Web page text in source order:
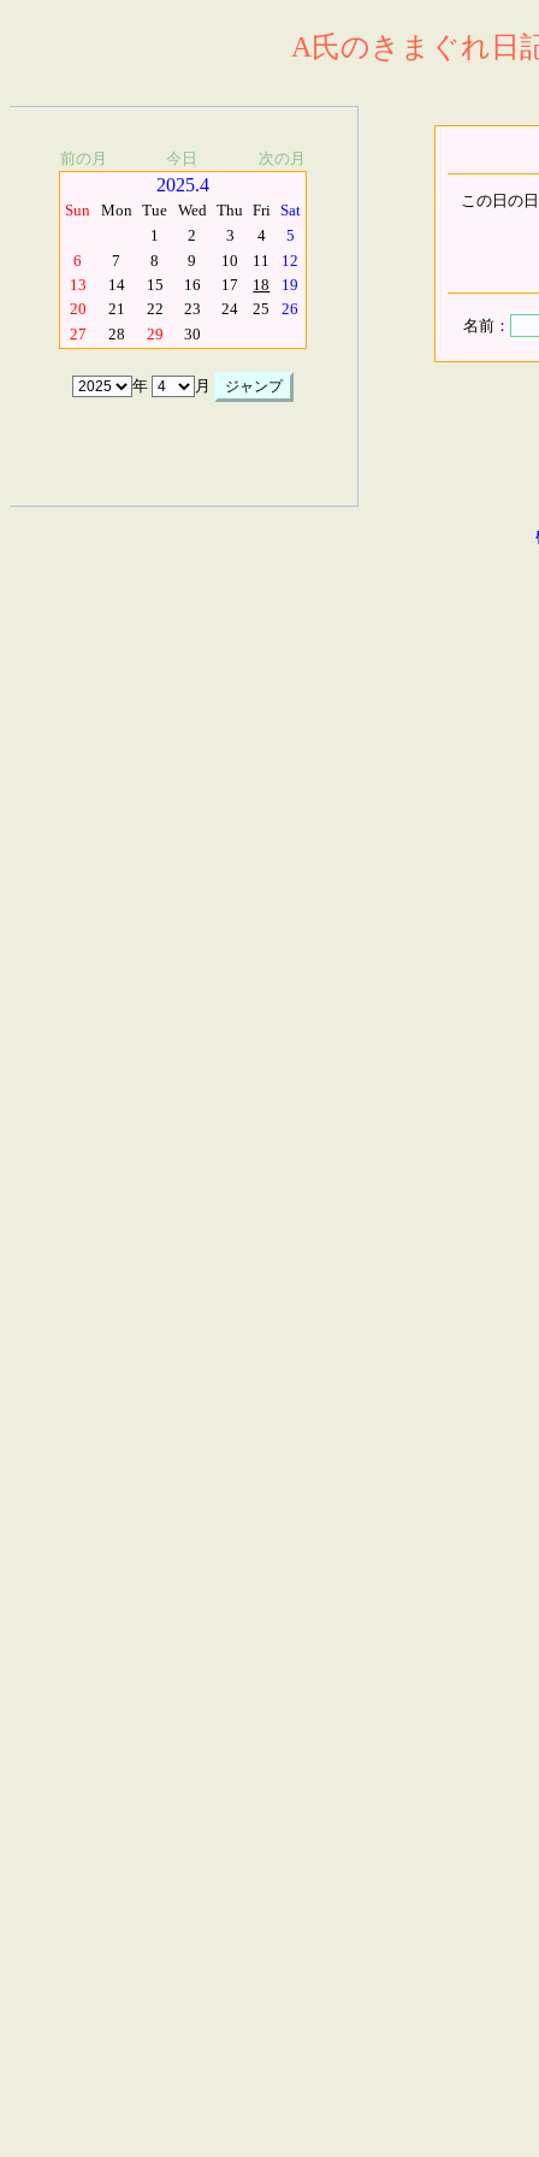
A氏のきまぐれ日
前の月 今日 次の月
2025.4
Sun Mon Tue Wed Thu Fri Sat
1
2 3 4
5
6
7 8 9 10 11
12
13
14 15 16 17 18
19
20
21 22 23 24 25
26
27
28 29 30
年 月
この日の
名前：